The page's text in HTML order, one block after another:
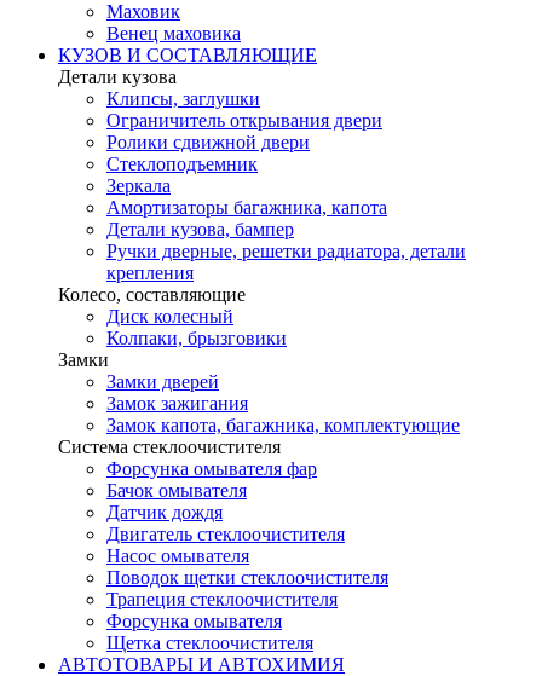
Маховик
Венец маховика
КУЗОВ И СОСТАВЛЯЮЩИЕ
Детали кузова
Клипсы, заглушки
Ограничитель открывания двери
Ролики сдвижной двери
Стеклоподъемник
Зеркала
Амортизаторы багажника, капота
Детали кузова, бампер
Ручки дверные, решетки радиатора, детали
крепления
Колесо, составляющие
Диск колесный
Колпаки, брызговики
Замки
Замки дверей
Замок зажигания
Замок капота, багажника, комплектующие
Система стеклоочистителя
Форсунка омывателя фар
Бачок омывателя
Датчик дождя
Двигатель стеклоочистителя
Насос омывателя
Поводок щетки стеклоочистителя
Трапеция стеклоочистителя
Форсунка омывателя
Щетка стеклоочистителя
АВТОТОВАРЫ И АВТОХИМИЯ